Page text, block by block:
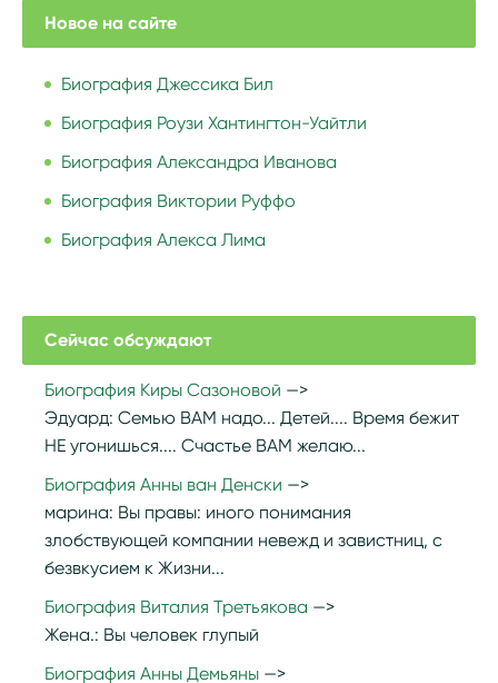
Новое на сайте
Биография Джессика Бил
Биография Роузи Хантингтон-Уайтли
Биография Александра Иванова
Биография Виктории Руффо
Биография Алекса Лима
Сейчас обсуждают
Биография Киры Сазоновой
Эдуард: Семью ВАМ надо... Детей.... Время бежит
НЕ угонишься.... Счастье ВАМ желаю...
Биография Анны ван Денски
марина: Вы правы: иного понимания
злобствующей компании невежд и завистниц, с
безвкусием к Жизни...
Биография Виталия Третьякова
Жена.: Вы человек глупый
Биография Анны Демьяны